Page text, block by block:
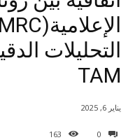
TAM
0
163
يناير 6, 2025